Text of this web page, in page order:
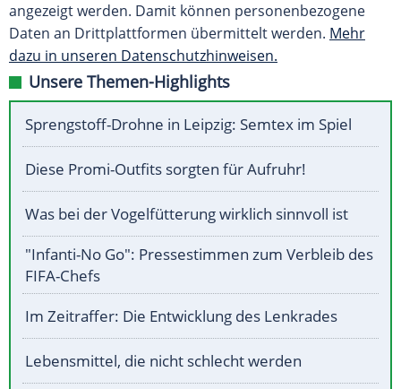
angezeigt werden. Damit können personenbezogene
Daten an Drittplattformen übermittelt werden. Mehr
dazu in unseren Datenschutzhinweisen.
Unsere Themen-Highlights
Sprengstoff-Drohne in Leipzig: Semtex im Spiel
Diese Promi-Outfits sorgten für Aufruhr!
Was bei der Vogelfütterung wirklich sinnvoll ist
"Infanti-No Go": Pressestimmen zum Verbleib des
FIFA-Chefs
Im Zeitraffer: Die Entwicklung des Lenkrades
Lebensmittel, die nicht schlecht werden